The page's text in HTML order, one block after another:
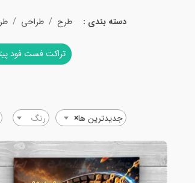
دسته بندی : طرح طراحی
تراکت فست فود
×جدیدترین ها رنگ
دیروز